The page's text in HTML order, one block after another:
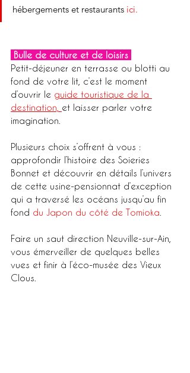
hébergements et restaurants ici.
Bulle de culture et de loisirs
Petit-déjeuner en terrasse ou blotti au
fond de votre lit, c’est le moment
d’ouvrir le guide touristique de la
destination, et laisser parler votre
imagination.
Plusieurs choix s’offrent à vous :
approfondir l’histoire des Soieries
Bonnet et découvrir en détails l’univers
de cette usine-pensionnat d’exception
qui a traversé les océans jusqu’au fin
fond du Japon du côté de Tomioka
Faire un saut direction Neuville-sur-Ain,
vous émerveiller de quelques belles
vues et finir à l’éco-musée des Vieux
Clous.